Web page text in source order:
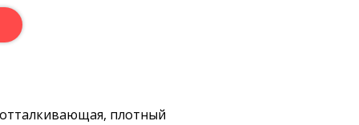
плотный